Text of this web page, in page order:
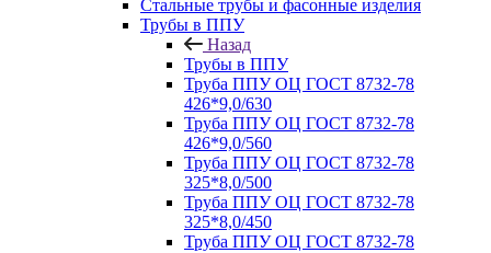
Стальные трубы и фасонные изделия
Трубы в ППУ
Назад
Трубы в ППУ
Труба ППУ ОЦ ГОСТ 8732-78
426*9,0/630
Труба ППУ ОЦ ГОСТ 8732-78
426*9,0/560
Труба ППУ ОЦ ГОСТ 8732-78
325*8,0/500
Труба ППУ ОЦ ГОСТ 8732-78
325*8,0/450
Труба ППУ ОЦ ГОСТ 8732-78